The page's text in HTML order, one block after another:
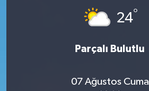
24°
Parçalı Bulutlu
07 Ağustos Cuma